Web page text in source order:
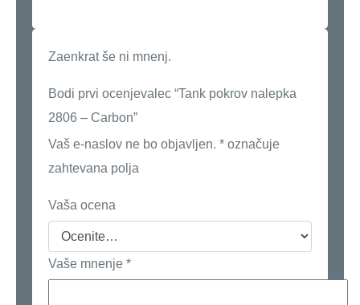
Zaenkrat še ni mnenj.
Bodi prvi ocenjevalec “Tank pokrov nalepka
2806 – Carbon”
Vaš e-naslov ne bo objavljen. * označuje
zahtevana polja
Vaša ocena
Vaše mnenje *